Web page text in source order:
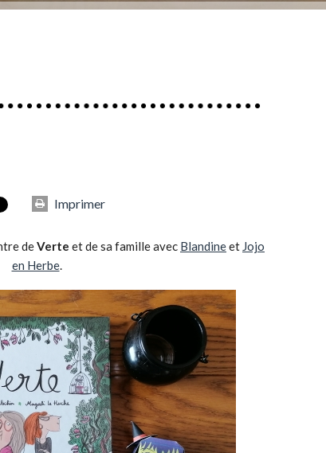
Imprimer
deVerte et de sa famille avec Blandineet Jojo
en Herbe.